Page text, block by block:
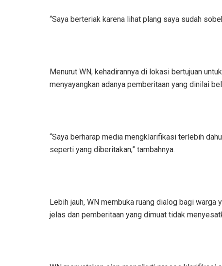
“Saya berteriak karena lihat plang saya sudah
Menurut WN, kehadirannya di lokasi bertujuan
menyayangkan adanya pemberitaan yang dinilai
“Saya berharap media mengklarifikasi terlebih
seperti yang diberitakan,” tambahnya.
Lebih jauh, WN membuka ruang dialog bagi warga
jelas dan pemberitaan yang dimuat tidak